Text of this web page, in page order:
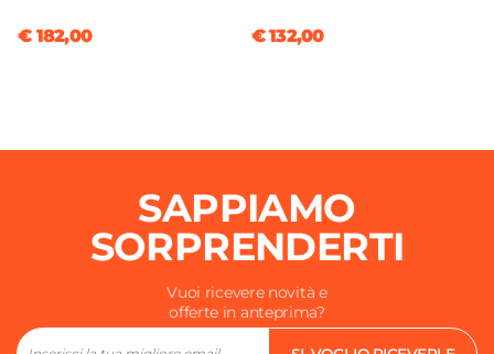
€ 182,00 € 132,00
SAPPIAMO
SORPRENDERTI
Vuoi ricevere novità e
offerte in anteprima?